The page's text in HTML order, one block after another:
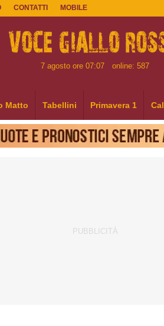
CONTATTI MOBILE
7 agosto ore 07:07 online: 587
Matto Tabellini Primavera 1